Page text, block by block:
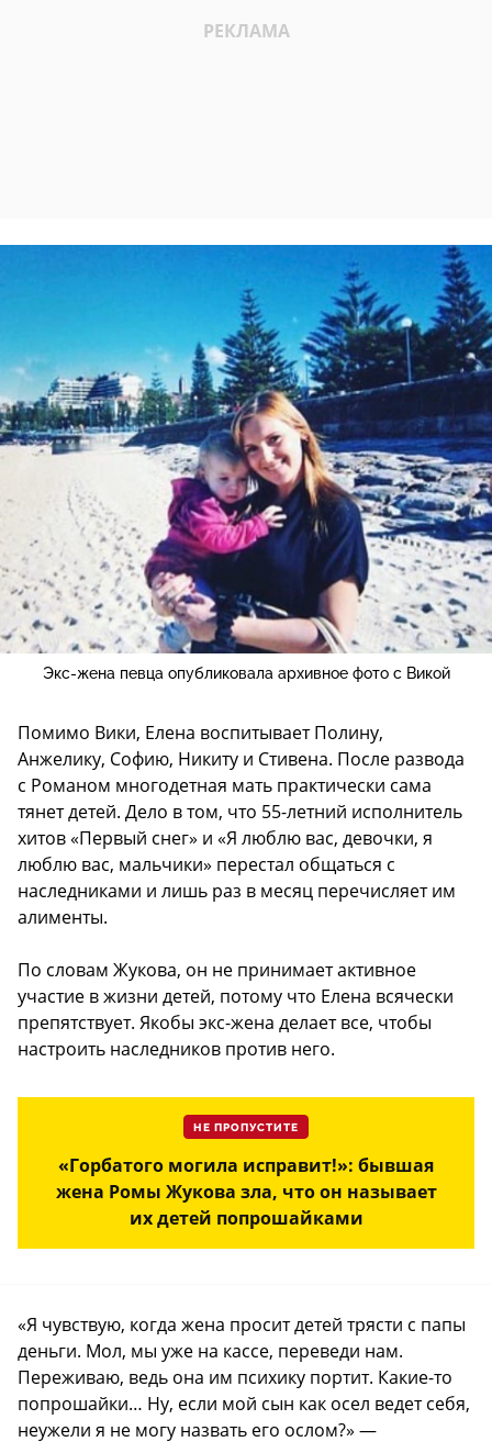
Экс-жена певца опубликовала архивное фото с Викой
Помимо Вики, Елена воспитывает Полину,
Анжелику, Софию, Никиту и Стивена. После развода
с Романом многодетная мать практически сама
тянет детей. Дело в том, что 55-летний исполнитель
хитов «Первый снег» и «Я люблю вас, девочки, я
люблю вас, мальчики» перестал общаться с
наследниками и лишь раз в месяц перечисляет им
алименты.
По словам Жукова, он не принимает активное
участие в жизни детей, потому что Елена всячески
препятствует. Якобы экс-жена делает все, чтобы
настроить наследников против него.
НЕ ПРОПУСТИТЕ
«Горбатого могила исправит!»: бывшая
жена Ромы Жукова зла, что он называет
их детей попрошайками
«Я чувствую, когда жена просит детей трясти с папы
деньги. Мол, мы уже на кассе, переведи нам.
Переживаю, ведь она им психику портит. Какие-то
попрошайки… Ну, если мой сын как осел ведет себя,
неужели я не могу назвать его ослом?» —